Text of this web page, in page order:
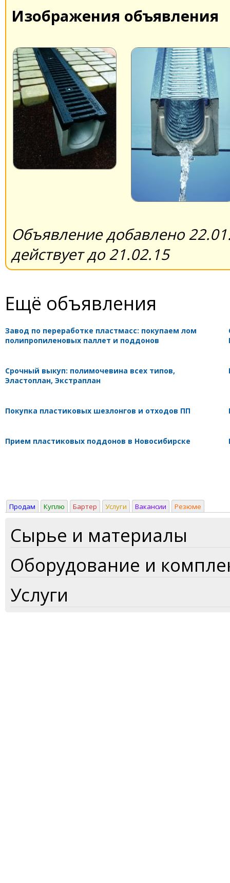
Изображения объявления
Объявление добавлено
действует до 21.02.15
Ещё объявления
Завод по переработке пластмасс: покупаем лом
полипропиленовых паллет и поддонов
Срочный выкуп: полимочевина всех типов,
Эластоплан, Экстраплан
Покупка пластиковых шезлонгов и отходов ПП
Прием пластиковых поддонов в Новосибирске
Продам Куплю Бартер Услуги Вакансии Резюме
Сырье и материалы
Оборудование и
Услуги